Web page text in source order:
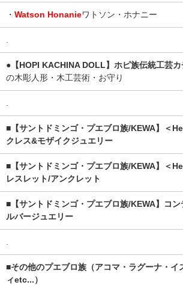
・ Watson Honanieワトソン・ホナニー
●【HOPI KACHINA DOLL】ホピ族伝統工芸
の木彫人形・木工芸術・お守り
■【サントドミンゴ・プエブロ族/KEWA】＜
クレス&モザイクジュエリー
■【サントドミンゴ・プエブロ族/KEWA】＜
レスレット/アンクレット
■【サントドミンゴ・プエブロ族/KEWA】コ
ルバージュエリー
■その他のプエブロ族（アコマ・ラグーナ・イ
ィetc...）